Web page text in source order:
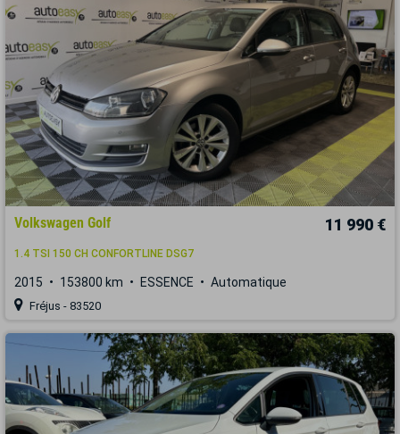
Volkswagen Golf 11 990 €
1.4 TSI 150 CH CONFORTLINE DSG7
2015 153800 km ESSENCE Automatique
Fréjus - 83520